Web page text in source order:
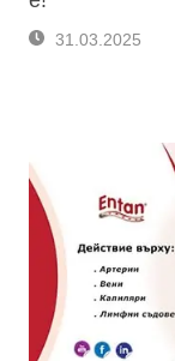
31.03.2025